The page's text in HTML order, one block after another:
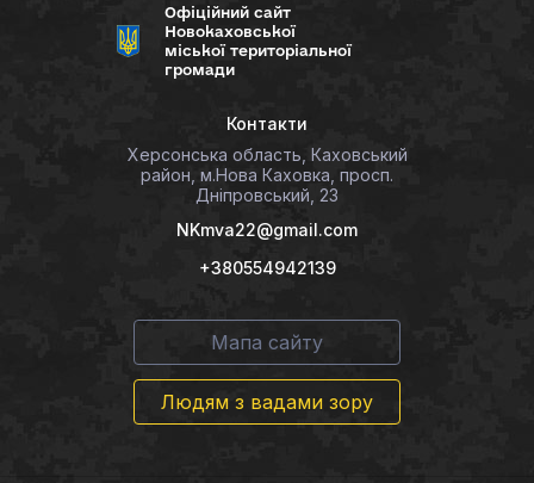
Офіційний сайт
Новокаховської
міської територіальної
громади
Контакти
Херсонська область, Каховський
район, м.Нова Каховка, просп.
Дніпровський, 23
NKmva22@gmail.com
+380554942139
Мапа сайту
Людям з вадами зору